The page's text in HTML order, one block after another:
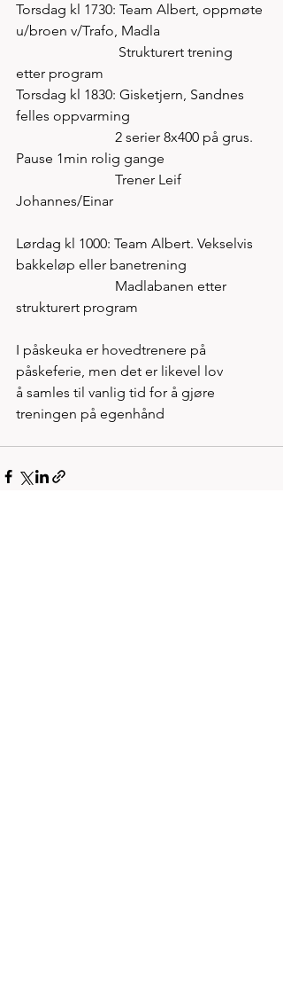
Torsdag kl 1730: Team Albert, oppmøte
u/broen v/Trafo, Madla
etter program
Torsdag kl 1830: Gisketjern, Sandnes
felles oppvarming
Pause 1min rolig gange
Johannes/Einar
Lørdag kl 1000: Team Albert. Vekselvis
bakkeløp eller banetrening
strukturert program
I påskeuka er hovedtrenere på
påskeferie, men det er likevel lov
å samles til vanlig tid for å gjøre
treningen på egenhånd